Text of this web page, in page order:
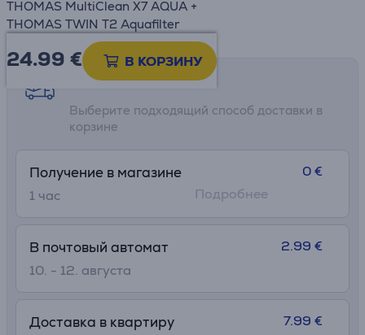
THOMAS MultiClean X7 AQUA +
THOMAS TWIN T2 Aquafilter
24.99 € В КОРЗИНУ
Возможности доставки
Выберите подходящий способ доставки в
корзине
Получение в магазине
1 час
0 €
Подробнее
В почтовый автомат
10. - 12. августа
2.99 €
Доставка в квартиру 7.99 €